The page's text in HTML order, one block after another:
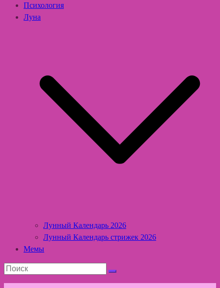
Психология
Луна
Лунный Календарь 2026
Лунный Календарь стрижек 2026
Мемы